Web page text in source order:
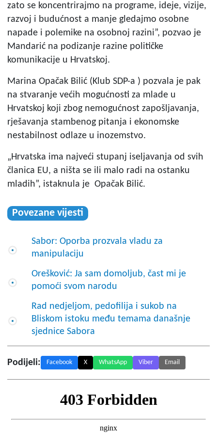
zato se koncentrirajmo na programe, ideje, vizije,
razvoj i budućnost a manje gledajmo osobne
napade i polemike na osobnoj razini”, pozvao je
Mandarić na podizanje razine političke
komunikacije u Hrvatskoj.
Marina Opačak Bilić (Klub SDP-a ) pozvala je pak
na stvaranje većih mogućnosti za mlade u
Hrvatskoj koji zbog nemogućnost zapošljavanja,
rješavanja stambenog pitanja i ekonomske
nestabilnost odlaze u inozemstvo.
„Hrvatska ima najveći stupanj iseljavanja od svih
članica EU, a ništa se ili malo radi na ostanku
mladih”, istaknula je Opačak Bilić.
Povezane vijesti
Sabor: Oporba prozvala vladu za
manipulaciju
Orešković: Ja sam domoljub, čast mi je
pomoći svom narodu
Rad nedjeljom, pedofilija i sukob na
Bliskom istoku među temama današnje
sjednice Sabora
Podijeli: Facebook X WhatsApp Viber Email